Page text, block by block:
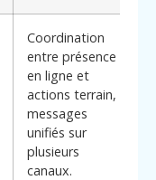
Coordination
entre présence
en ligne et
actions terrain,
messages
unifiés sur
plusieurs
canaux.